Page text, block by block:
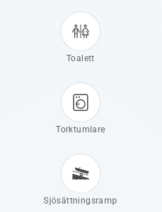
Toalett
Torktumlare
Sjösättningsramp